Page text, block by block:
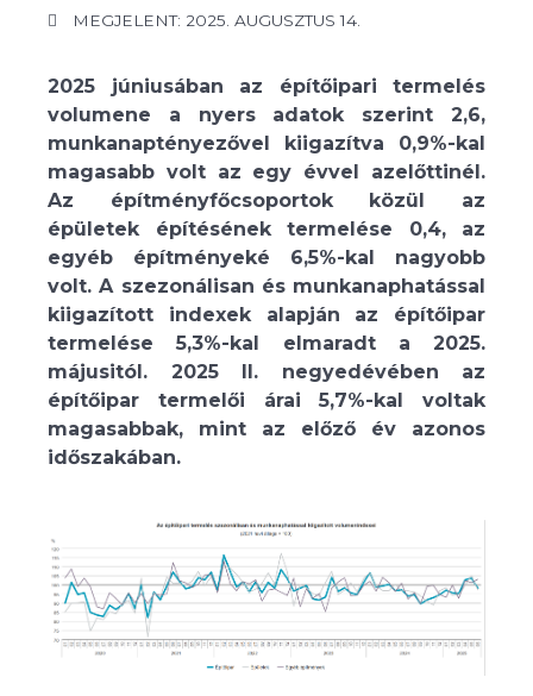
MEGJELENT: 2025. AUGUSZTUS 14.
2025 júniusában az építőipari termelés
volumene a nyers adatok szerint 2,6,
munkanaptényezővel kiigazítva 0,9%-kal
magasabb volt az egy évvel azelőttinél.
Az építményfőcsoportok közül az
épületek építésének termelése 0,4, az
egyéb építményeké 6,5%-kal nagyobb
volt. A szezonálisan és munkanaphatással
kiigazított indexek alapján az építőipar
termelése 5,3%-kal elmaradt a 2025.
májusitól. 2025 II. negyedévében az
építőipar termelői árai 5,7%-kal voltak
magasabbak, mint az előző év azonos
időszakában.